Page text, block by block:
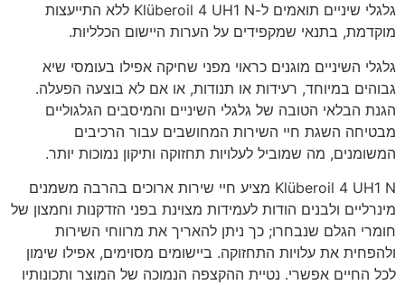
גלגלי שיניים תואמים ל-Klüberoil 4 UH1 N ללא התייעצות
מוקדמת, בתנאי שמקפידים על הערות היישום הכלליות.
גלגלי השיניים מוגנים כראוי מפני שחיקה אפילו בעומסי שיא
גבוהים במיוחד, רעידות או תנודות, או אם לא בוצעה הפעלה.
הגנת הבלאי הטובה של גלגלי השיניים והמיסבים הגלגוליים
מבטיחה השגת חיי השירות המחושבים עבור הרכיבים
המשומנים, מה שמוביל לעלויות תחזוקה ותיקון נמוכות יותר.
Klüberoil 4 UH1 N מציע חיי שירות ארוכים בהרבה משמנים
מינרליים ולבנים הודות לעמידות מצוינת בפני הזדקנות וחמצון של
חומרי הגלם שנבחרו; כך ניתן להאריך את מרווחי השירות
ולהפחית את עלויות התחזוקה. ביישומים מסוימים, אפילו שימון
לכל החיים אפשרי. נטיית ההקצפה הנמוכה של המוצר ותכונותיו